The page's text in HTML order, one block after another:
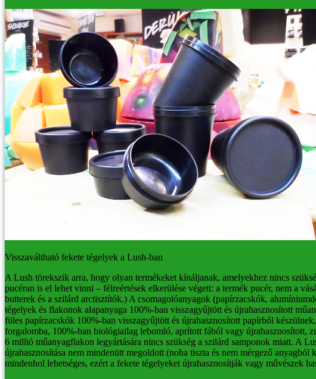
Visszaváltható fekete tégelyek a Lush-ban
A Lush törekszik arra, hogy olyan termékeket kínáljanak, amelyekhez nincs
pucéran is el lehet vinni – félreértések elkerülése végett: a termék pucér, nem a
butterek és a szilárd arctisztítók.) A csomagolóanyagok (papírzacskók,
tégelyek és flakonok alapanyaga 100%-ban visszagyűjtött és újrahasznosított
füles papírzacskók 100%-ban visszagyűjtött és újrahasznosított papírból
forgalomba, 100%-ban biológiailag lebomló, aprított fából vagy újrahasznosított,
6 millió műanyagflakon legyártására nincs szükség a szilárd samponok miatt. A
újrahasznosítása nem mindenütt megoldott (noha tiszta és nem mérgező
mindenhol lehetséges, ezért a fekete tégelyeket újrahasznosítják vagy művészek